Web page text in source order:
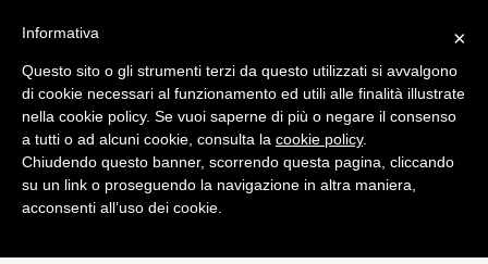
Bundesliga
Colpo Augsburg, arriva
Altintop
di Emiliano Storace
×
Informativa
Questo sito o gli strumenti terzi da questo utilizzati si avvalgono
di cookie necessari al funzionamento ed utili alle finalità illustrate
nella cookie policy. Se vuoi saperne di più o negare il consenso
a tutti o ad alcuni cookie, consulta la cookie policy.
Chiudendo questo banner, scorrendo questa pagina, cliccando
su un link o proseguendo la navigazione in altra maniera,
acconsenti all’uso dei cookie.